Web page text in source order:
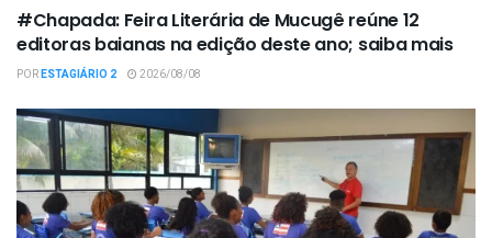
#Chapada: Feira Literária de Mucugê reúne 12
editoras baianas na edição deste ano; saiba mais
PORESTAGIÁRIO 2 2026/08/08